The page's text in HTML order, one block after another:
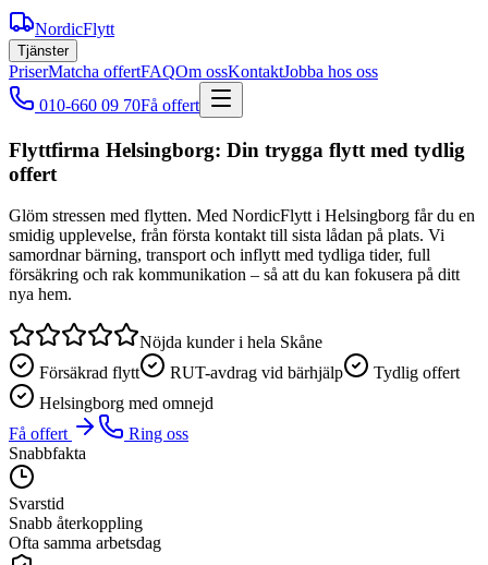
NordicFlytt
Tjänster
PriserMatcha offertFAQOm ossKontaktJobba hos oss
010-660 09 70Få offert
Flyttfirma Helsingborg: Din trygga flytt med tydlig
offert
Glöm stressen med flytten. Med NordicFlytt i Helsingborg får du en
smidig upplevelse, från första kontakt till sista lådan på plats. Vi
samordnar bärning, transport och inflytt med tydliga tider, full
försäkring och rak kommunikation – så att du kan fokusera på ditt
nya hem.
Nöjda kunder i hela Skåne
Försäkrad flytt
RUT-avdrag vid bärhjälp
Tydlig offert
Helsingborg med omnejd
Få offert
Ring oss
Snabbfakta
Svarstid
Snabb återkoppling
Ofta samma arbetsdag